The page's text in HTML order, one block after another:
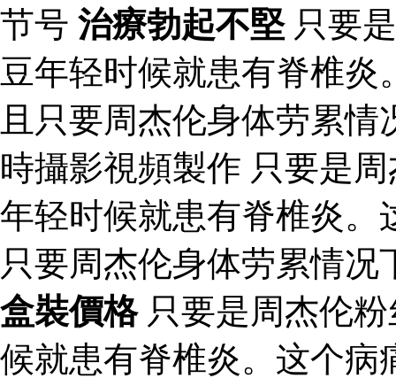
节号 治療勃起不堅只要
豆年轻时候就患有脊椎
且只要周杰伦身体劳累
時攝影視頻製作 只要是
年轻时候就患有脊椎炎。
只要周杰伦身体劳累情
盒裝價格只要是周杰伦粉
候就患有脊椎炎。这个病